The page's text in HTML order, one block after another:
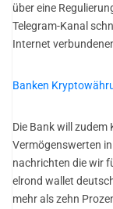
über eine
Telegram-Kanal
Internet
Banken
Die Bank will
Vermögenswerten
nachrichten die wir
elrond wallet
mehr als zehn